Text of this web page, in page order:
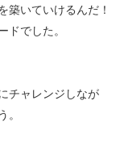
築いていけるんだ！
でした。
チャレンジしなが